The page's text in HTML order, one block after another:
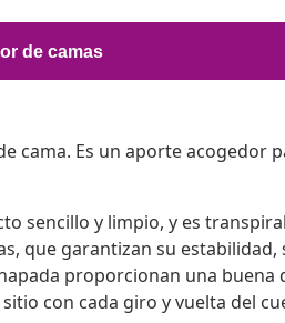
cama. Es un aporte acogedor
sencillo y limpio, y es
que garantizan su
proporcionan una buena
con cada giro y vuelta del